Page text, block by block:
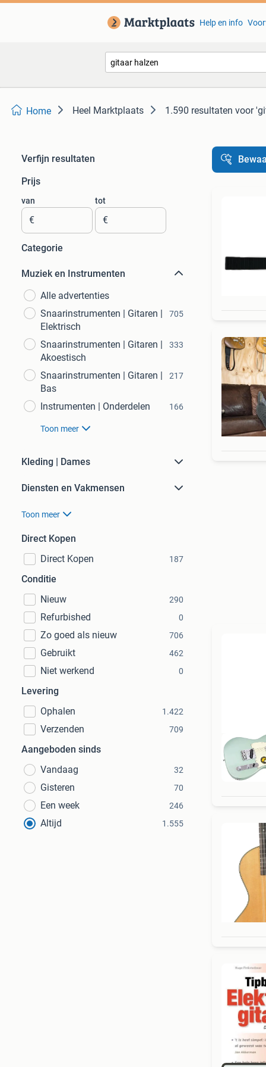
Help en info
Home Heel Marktplaats 1.590 resultaten voor
Verfijn resultaten
Prijs
van
€
tot
€
Categorie
Muziek en Instrumenten
Alle advertenties
Snaarinstrumenten | Gitaren |
Elektrisch
705
Snaarinstrumenten | Gitaren |
Akoestisch
333
Snaarinstrumenten | Gitaren |
Bas
217
Instrumenten | Onderdelen 166
Toon meer
Kleding | Dames
Diensten en Vakmensen
Toon meer
Direct Kopen
Direct Kopen
187
Conditie
Nieuw
290
Refurbished 0
Zo goed als nieuw 706
Gebruikt 462
Niet werkend 0
Levering
Ophalen
1.422
Verzenden 709
Aangeboden sinds
Vandaag
32
Gisteren 70
Een week 246
Altijd 1.555